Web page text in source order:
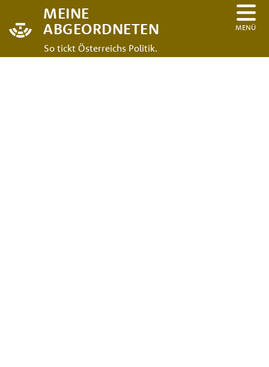
MEINE
ABGEORDNETEN
So tickt Österreichs Politik.
MENÜ